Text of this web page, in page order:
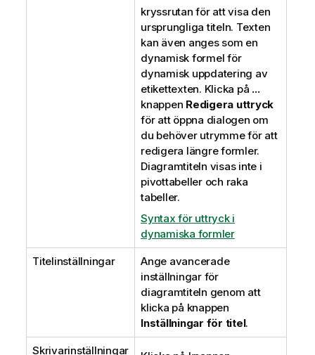
kryssrutan för att visa den
ursprungliga titeln. Texten
kan även anges som en
dynamisk formel för
dynamisk uppdatering av
etikettexten. Klicka på ...
knappen Redigera uttryck
för att öppna dialogen om
du behöver utrymme för att
redigera längre formler.
Diagramtiteln visas inte i
pivottabeller och raka
tabeller.
Syntax för uttryck i
dynamiska formler
Titelinställningar
Ange avancerade
inställningar för
diagramtiteln genom att
klicka på knappen
Inställningar för titel.
Skrivarinställningar